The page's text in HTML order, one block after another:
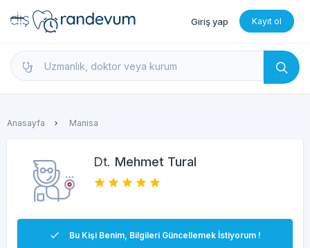
dishekimleri.net - Diş Hekimi Bul, Yorumları İncele
Giriş yap Kayıt ol
Anasayfa Manisa
Dt. Mehmet Tural
Bu Kişi Benim, Bilgileri Güncellemek İstiyorum !